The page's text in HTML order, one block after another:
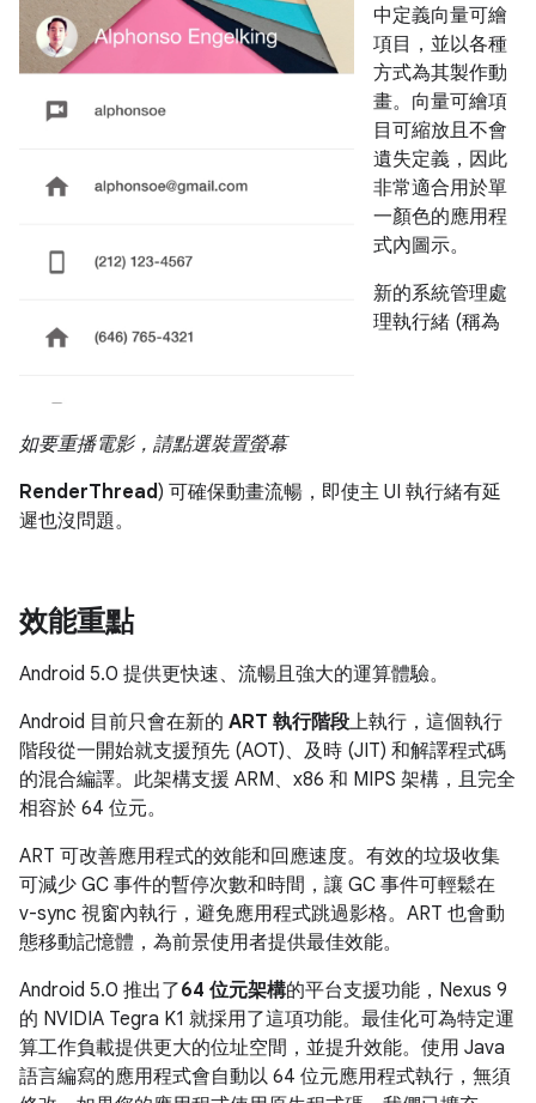
如要重播電影，請點選裝置螢幕
中定義向量可繪
項目，並以各種
方式為其製作動
畫。向量可繪項
目可縮放且不會
遺失定義，因此
非常適合用於單
一顏色的應用程
式內圖示。
新的系統管理處
理執行緒 (稱為
RenderThread) 可確保動畫流暢，即使主 UI 執行緒有延
遲也沒問題。
效能重點
Android 5.0 提供更快速、流暢且強大的運算體驗。
Android 目前只會在新的 ART 執行階段上執行，這個執行
階段從一開始就支援預先 (AOT)、及時 (JIT) 和解譯程式碼
的混合編譯。此架構支援 ARM、x86 和 MIPS 架構，且完全
相容於 64 位元。
ART 可改善應用程式的效能和回應速度。有效的垃圾收集
可減少 GC 事件的暫停次數和時間，讓 GC 事件可輕鬆在
v-sync 視窗內執行，避免應用程式跳過影格。ART 也會動
態移動記憶體，為前景使用者提供最佳效能。
Android 5.0 推出了64 位元架構的平台支援功能，Nexus 9
的 NVIDIA Tegra K1 就採用了這項功能。最佳化可為特定運
算工作負載提供更大的位址空間，並提升效能。使用 Java
語言編寫的應用程式會自動以 64 位元應用程式執行，無須